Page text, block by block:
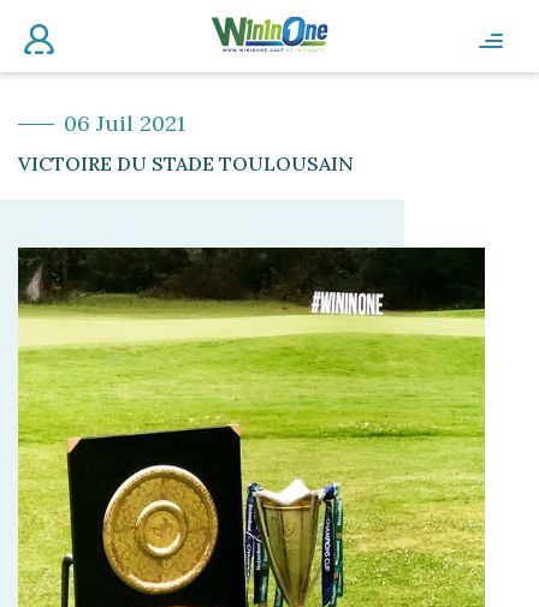
06 Juil 2021
VICTOIRE DU STADE TOULOUSAIN